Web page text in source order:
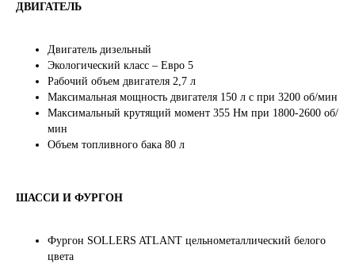
ДВИГАТЕЛЬ
Двигатель дизельный
Экологический класс – Евро 5
Рабочий объем двигателя 2,7 л
Максимальная мощность двигателя 150 л с при 3200 об/мин
Максимальный крутящий момент 355 Нм при 1800-2600 об/
мин
Объем топливного бака 80 л
ШАССИ И ФУРГОН
Фургон SOLLERS ATLANT цельнометаллический белого
цвета